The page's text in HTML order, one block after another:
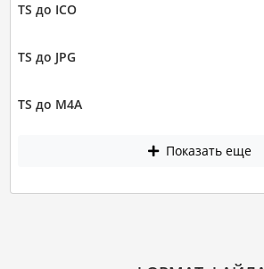
TS до ICO
TS до JPG
TS до M4A
Показать еще